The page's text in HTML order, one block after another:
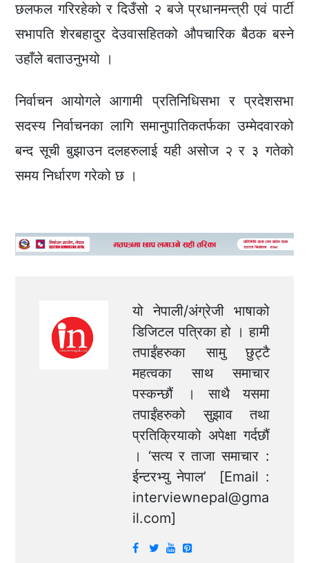
छलफल गरिरहेको र दिउँसो २ बजे प्रधानमन्त्री एवं पार्टी
सभापति शेरबहादुर देउवासहितको औपचारिक बैठक बस्ने
उहाँले बताउनुभयो ।
निर्वाचन आयोगले आगामी प्रतिनिधिसभा र प्रदेशसभा
सदस्य निर्वाचनका लागि समानुपातिकतर्फका उम्मेदवारको
बन्द सूची बुझाउन दलहरुलाई यही असोज २ र ३ गतेको
समय निर्धारण गरेको छ ।
यो नेपाली/अंग्रेजी भाषाको
डिजिटल पत्रिका हो । हामी
तपाईंहरुका सामु छुट्टै
महत्वका साथ समाचार
पस्कन्छौं । साथै यसमा
तपाईंहरुको सुझाव तथा
प्रतिक्रियाको अपेक्षा गर्दछौं
। ‘सत्य र ताजा समाचार :
ईन्टरभ्यु नेपाल’ [Email :
interviewnepal@gma
il.com]